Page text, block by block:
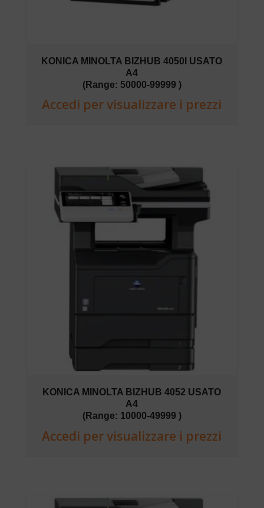
KONICA MINOLTA BIZHUB 4050I USATO
A4
(Range: 50000-99999 )
Accedi per visualizzare i prezzi
KONICA MINOLTA BIZHUB 4052 USATO
A4
(Range: 10000-49999 )
Accedi per visualizzare i prezzi